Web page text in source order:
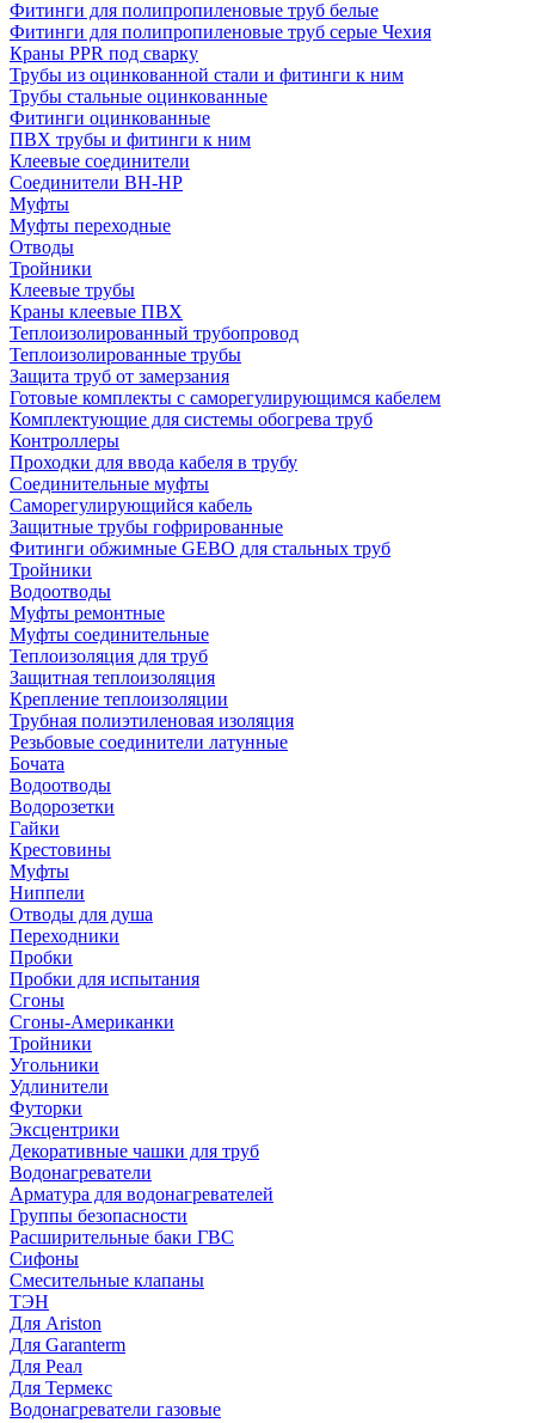
Фитинги для полипропиленовые труб белые
Фитинги для полипропиленовые труб серые Чехия
Краны PPR под сварку
Трубы из оцинкованной стали и фитинги к ним
Трубы стальные оцинкованные
Фитинги оцинкованные
ПВХ трубы и фитинги к ним
Клеевые соединители
Соединители ВН-НР
Муфты
Муфты переходные
Отводы
Тройники
Клеевые трубы
Краны клеевые ПВХ
Теплоизолированный трубопровод
Теплоизолированные трубы
Защита труб от замерзания
Готовые комплекты с саморегулирующимся кабелем
Комплектующие для системы обогрева труб
Контроллеры
Проходки для ввода кабеля в трубу
Соединительные муфты
Саморегулирующийся кабель
Защитные трубы гофрированные
Фитинги обжимные GEBO для стальных труб
Тройники
Водоотводы
Муфты ремонтные
Муфты соединительные
Теплоизоляция для труб
Защитная теплоизоляция
Крепление теплоизоляции
Трубная полиэтиленовая изоляция
Резьбовые соединители латунные
Бочата
Водоотводы
Водорозетки
Гайки
Крестовины
Муфты
Ниппели
Отводы для душа
Переходники
Пробки
Пробки для испытания
Сгоны
Сгоны-Американки
Тройники
Угольники
Удлинители
Футорки
Эксцентрики
Декоративные чашки для труб
Водонагреватели
Арматура для водонагревателей
Группы безопасности
Расширительные баки ГВС
Сифоны
Смесительные клапаны
ТЭН
Для Ariston
Для Garanterm
Для Реал
Для Термекс
Водонагреватели газовые